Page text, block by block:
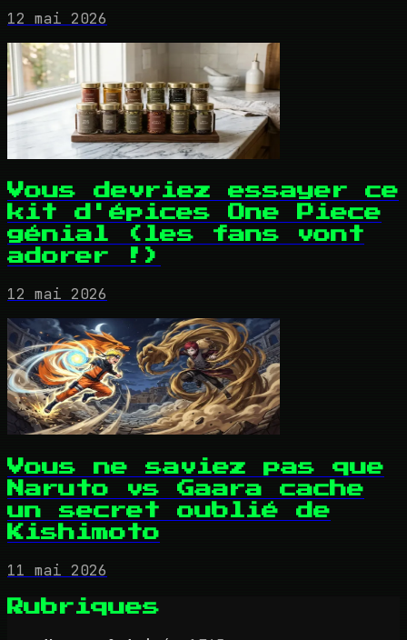
12 mai 2026
Vous devriez essayer ce
kit d'épices One Piece
génial (les fans vont
adorer !)
12 mai 2026
Vous ne saviez pas que
Naruto vs Gaara cache
un secret oublié de
Kishimoto
11 mai 2026
Rubriques